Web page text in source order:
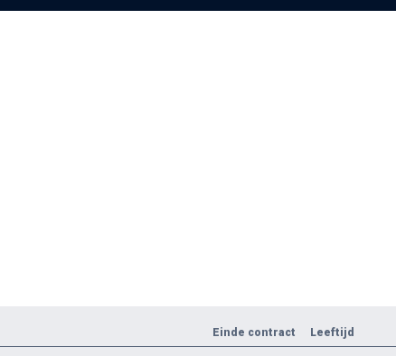
Einde contract Leeftijd